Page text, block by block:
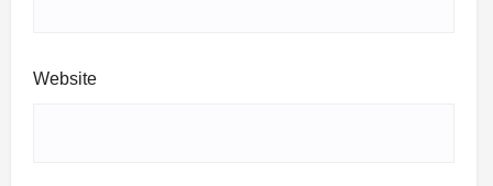
Website